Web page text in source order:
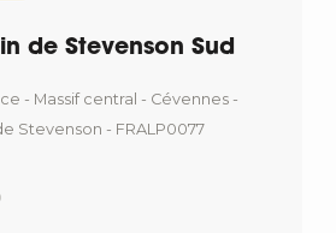
de Stevenson Sud
- Massif central - Cévennes -
Stevenson - FRALP0077